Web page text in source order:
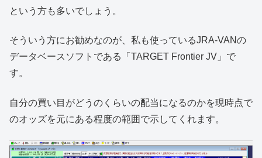
という方も多いでしょう。
そういう方にお勧めなのが、私も使っているJRA-VANの
データベースソフトである「TARGET Frontier JV」で
す。
自分の買い目がどうのくらいの配当になるのかを現時点で
のオッズを元にある程度の範囲で示してくれます。